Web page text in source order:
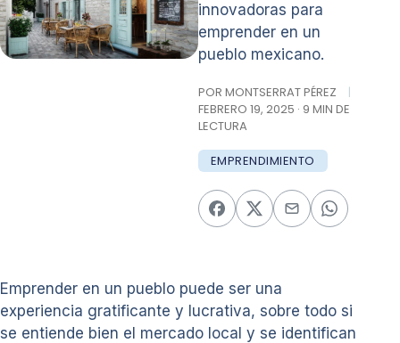
innovadoras para
emprender en un
pueblo mexicano.
POR MONTSERRAT PÉREZ
|
FEBRERO 19, 2025 · 9 MIN DE
LECTURA
EMPRENDIMIENTO
Emprender en un pueblo puede ser una
experiencia gratificante y lucrativa, sobre todo si
se entiende bien el mercado local y se identifican